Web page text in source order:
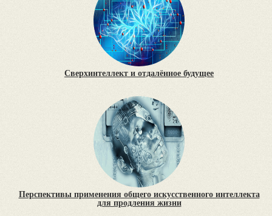
Сверхинтеллект и отдалённое будущее
Перспективы применения общего искусственного интеллекта
для продления жизни